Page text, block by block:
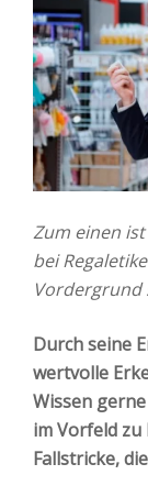
Zum einen
bei
Vordergrund
Durch seine
wertvolle
Wissen
im Vorfeld
Fallstricke,